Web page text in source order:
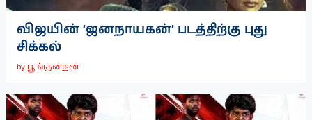
விஜயின் ‘ஜனநாயகன்’ படத்திற்கு புது
சிக்கல்
by பூங்குன்றன்